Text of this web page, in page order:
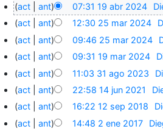
act
ant 07:31 19 abr 2024
act
ant 12:30 25 mar 2024
act
ant 09:46 25 mar 2024
act
ant 09:31 19 mar 2024
act
ant 11:03 31 ago 2023
act
ant 22:58 14 jun 2021
act
ant 16:22 12 sep 2018
act
ant 14:48 2 ene 2017